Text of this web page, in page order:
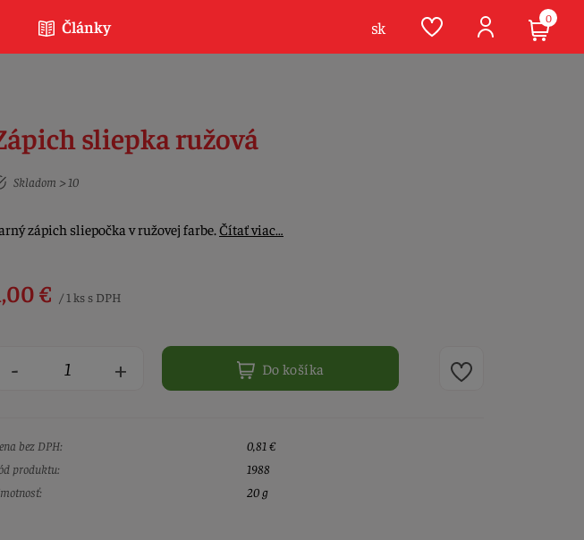
sliepka ružová
Skladom > 10
zápich sliepočka v ružovej farbe.Čítať viac…
€ / 1 ks s DPH
- + Do košíka
bez DPH:
0,81 €
produktu:
1988
20 g
Články sk 0